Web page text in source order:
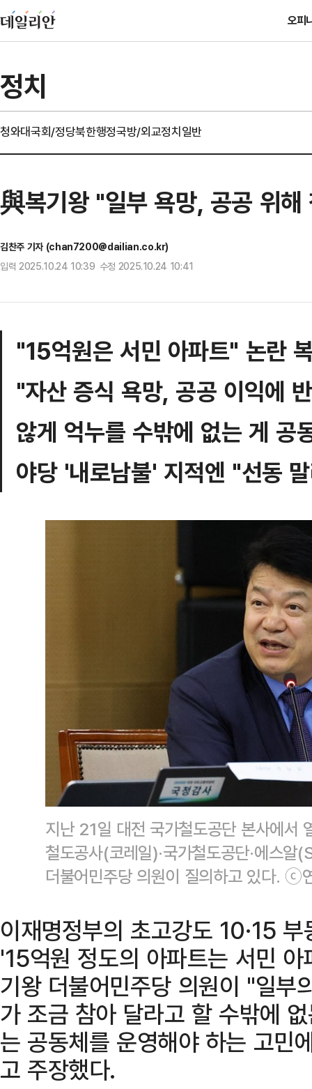
오피
정치
청와대국회/정당북한행정국방/외교정치일반
與복기왕 "일부 욕망, 공공 위
김찬주 기자 (chan7200@dailian.co.kr)
입력 2025.10.24 10:39 수정 2025.10.24 10:41
"15억원은 서민 아파트" 논란
"자산 증식 욕망, 공공 이익에
않게 억누를 수밖에 없는 게 공
야당 '내로남불' 지적엔 "선동
지난 21일 대전 국가철도공단 본사에서
철도공사(코레일)·국가철도공단·에스알
더불어민주당 의원이 질의하고 있다. ⓒ
이재명정부의 초고강도 10·15
'15억원 정도의 아파트는 서민
기왕 더불어민주당 의원이 "일부
가 조금 참아 달라고 할 수밖에
는 공동체를 운영해야 하는 고민
고 주장했다.